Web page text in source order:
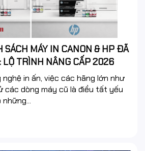
SÁCH MÁY IN CANON & HP ĐÃ
LỘ TRÌNH NÂNG CẤP 2026
in ấn, việc các hãng lớn như
các dòng máy cũ là điều tất yếu